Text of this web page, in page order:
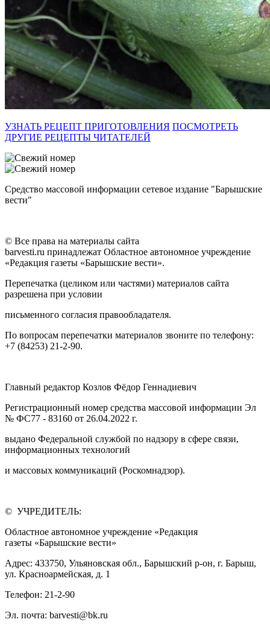
УЗНАТЬ РЕЦЕПТ ПРИГОТОВЛЕНИЯ ПОСМОТРЕТЬ
ДРУГИЕ РЕЦЕПТЫ ЧИТАТЕЛЕЙ
Средство массовой информации сетевое издание "Барышские
вести"
© Все права на материалы сайта
barvesti.ru принадлежат Областное автономное учреждение
«Редакция газеты «Барышские вести».
Перепечатка (целиком или частями) материалов сайта
разрешена при условии
письменного согласия правообладателя.
По вопросам перепечатки материалов звоните по телефону:
+7 (84253) 21-2-90.
Главный редактор Козлов Фёдор Геннадиевич
Регистрационный номер средства массовой информации Эл
№ ФС77 - 83160 от 26.04.2022 г.
выдано Федеральной службой по надзору в сфере связи,
информационных технологий
и массовых коммуникаций (Роскомнадзор).
© УЧРЕДИТЕЛЬ:
Областное автономное учреждение «Редакция
газеты «Барышские вести»
Адрес: 433750, Ульяновская обл., Барышский р-он, г. Барыш,
ул. Красноармейская, д. 1
Телефон: 21-2-90
Эл. почта: barvesti@bk.ru